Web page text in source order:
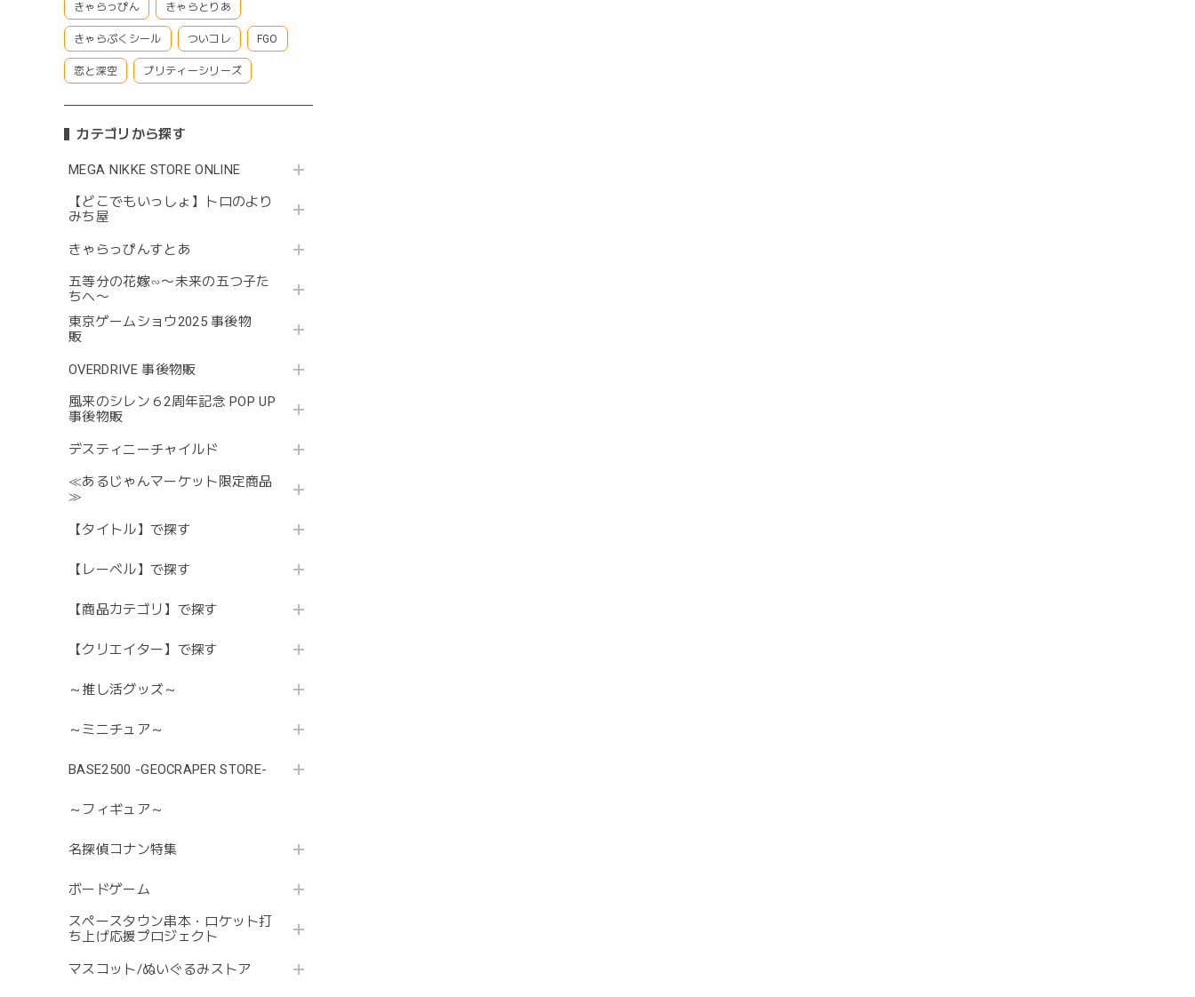
きゃらっぴん きゃらとりあ
きゃらぷくシール ついコレ FGO
恋と深空 プリティーシリーズ
カテゴリから探す
MEGA NIKKE STORE ONLINE
【どこでもいっしょ】トロのより
みち屋
きゃらっぴんすとあ
五等分の花嫁∽〜未来の五つ子た
ちへ〜
東京ゲームショウ2025 事後物
販
OVERDRIVE 事後物販
風来のシレン６2周年記念 POP UP
事後物販
デスティニーチャイルド
≪あるじゃんマーケット限定商品
≫
【タイトル】で探す
【レーベル】で探す
【商品カテゴリ】で探す
【クリエイター】で探す
～推し活グッズ～
～ミニチュア～
BASE2500 -GEOCRAPER STORE-
～フィギュア～
名探偵コナン特集
ボードゲーム
スペースタウン串本・ロケット打
ち上げ応援プロジェクト
マスコット/ぬいぐるみストア